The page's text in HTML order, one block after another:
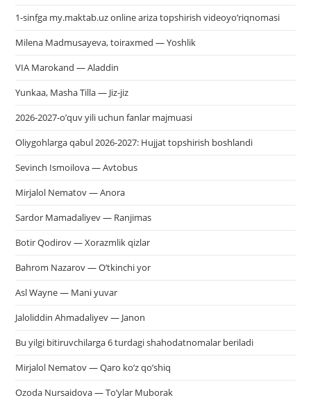
1-sinfga my.maktab.uz online ariza topshirish videoyo’riqnomasi
Milena Madmusayeva, toiraxmed — Yoshlik
VIA Marokand — Aladdin
Yunkaa, Masha Tilla — Jiz-jiz
2026-2027-o’quv yili uchun fanlar majmuasi
Oliygohlarga qabul 2026-2027: Hujjat topshirish boshlandi
Sevinch Ismoilova — Avtobus
Mirjalol Nematov — Anora
Sardor Mamadaliyev — Ranjimas
Botir Qodirov — Xorazmlik qizlar
Bahrom Nazarov — O’tkinchi yor
Asl Wayne — Mani yuvar
Jaloliddin Ahmadaliyev — Janon
Bu yilgi bitiruvchilarga 6 turdagi shahodatnomalar beriladi
Mirjalol Nematov — Qaro ko’z qo’shiq
Ozoda Nursaidova — To’ylar Muborak